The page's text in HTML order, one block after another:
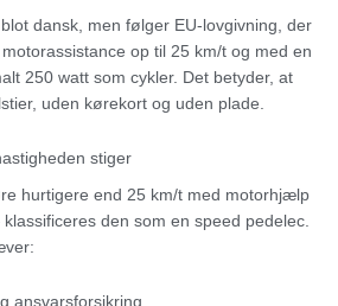
dansk, men følger EU-lovgivning, der
op til 25 km/t og med en
250 watt som cykler. Det betyder, at
uden kørekort og uden plade.
stiger
hurtigere end 25 km/t med motorhjælp
den som en speed pedelec.
ansvarsforsikring